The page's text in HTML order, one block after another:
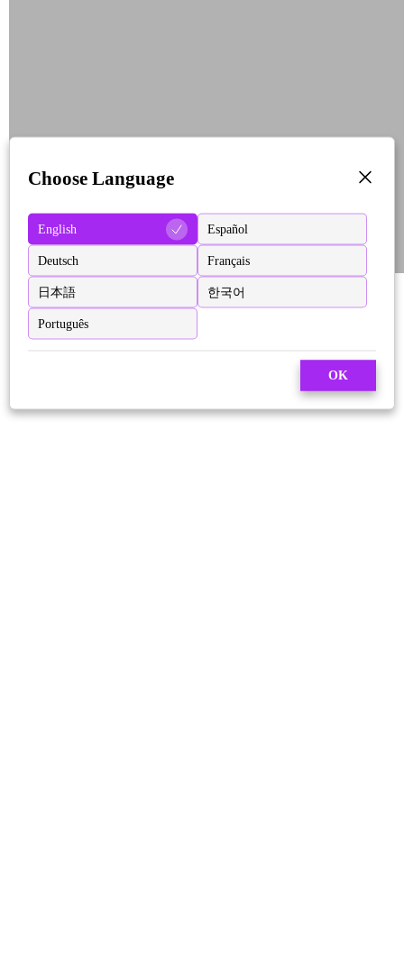
Choose Language
English Español
Deutsch Français
日本語 한국어
Português
OK